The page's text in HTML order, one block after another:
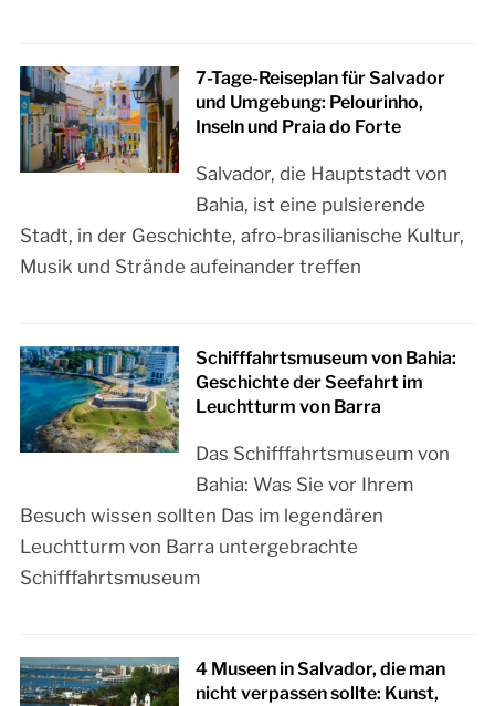
7-Tage-Reiseplan für Salvador
und Umgebung: Pelourinho,
Inseln und Praia do Forte
Salvador, die Hauptstadt von
Bahia, ist eine pulsierende
Stadt, in der Geschichte, afro-brasilianische Kultur,
Musik und Strände aufeinander treffen
Schifffahrtsmuseum von Bahia:
Geschichte der Seefahrt im
Leuchtturm von Barra
Das Schifffahrtsmuseum von
Bahia: Was Sie vor Ihrem
Besuch wissen sollten Das im legendären
Leuchtturm von Barra untergebrachte
Schifffahrtsmuseum
4 Museen in Salvador, die man
nicht verpassen sollte: Kunst,